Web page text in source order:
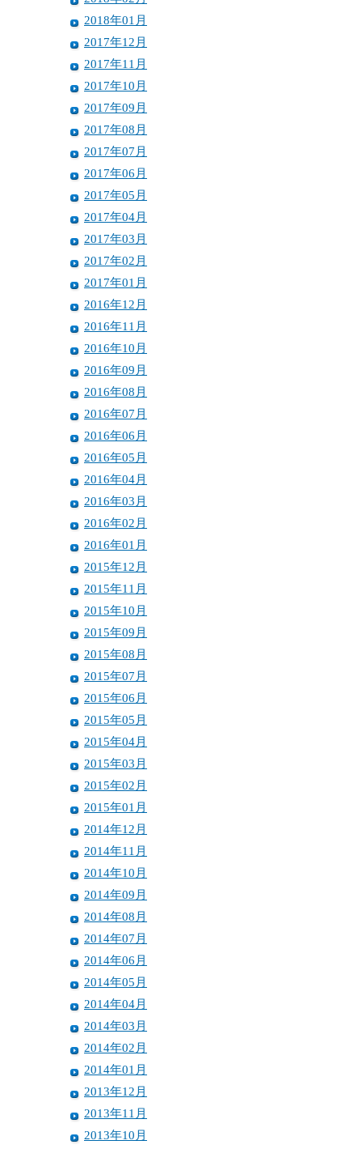
2018年01月
2017年12月
2017年11月
2017年10月
2017年09月
2017年08月
2017年07月
2017年06月
2017年05月
2017年04月
2017年03月
2017年02月
2017年01月
2016年12月
2016年11月
2016年10月
2016年09月
2016年08月
2016年07月
2016年06月
2016年05月
2016年04月
2016年03月
2016年02月
2016年01月
2015年12月
2015年11月
2015年10月
2015年09月
2015年08月
2015年07月
2015年06月
2015年05月
2015年04月
2015年03月
2015年02月
2015年01月
2014年12月
2014年11月
2014年10月
2014年09月
2014年08月
2014年07月
2014年06月
2014年05月
2014年04月
2014年03月
2014年02月
2014年01月
2013年12月
2013年11月
2013年10月